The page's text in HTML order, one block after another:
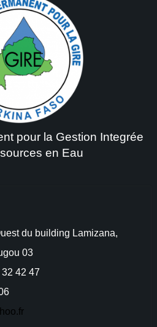
pour la Gestion Integrée
en Eau
du building Lamizana,
03
42 47